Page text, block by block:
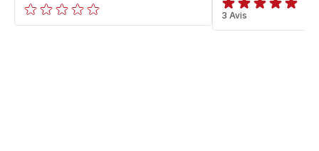
ratings.0
Avis
5
3 Avis